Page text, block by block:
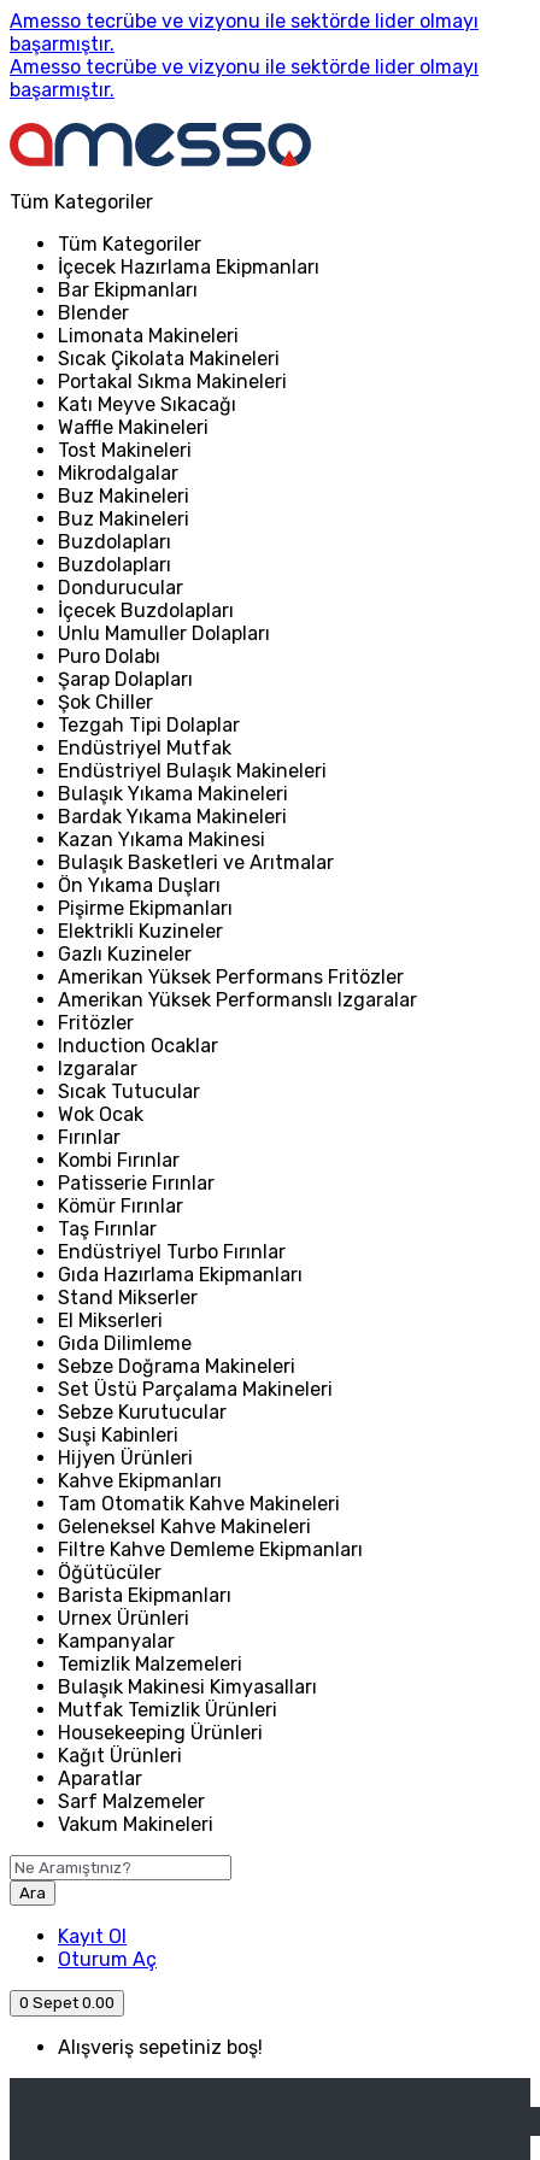
Amesso tecrübe ve vizyonu ile sektörde lider olmayı
başarmıştır.
Amesso tecrübe ve vizyonu ile sektörde lider olmayı
başarmıştır.
Tüm Kategoriler
Tüm Kategoriler
İçecek Hazırlama Ekipmanları
Bar Ekipmanları
Blender
Limonata Makineleri
Sıcak Çikolata Makineleri
Portakal Sıkma Makineleri
Katı Meyve Sıkacağı
Waffle Makineleri
Tost Makineleri
Mikrodalgalar
Buz Makineleri
Buz Makineleri
Buzdolapları
Buzdolapları
Dondurucular
İçecek Buzdolapları
Unlu Mamuller Dolapları
Puro Dolabı
Şarap Dolapları
Şok Chiller
Tezgah Tipi Dolaplar
Endüstriyel Mutfak
Endüstriyel Bulaşık Makineleri
Bulaşık Yıkama Makineleri
Bardak Yıkama Makineleri
Kazan Yıkama Makinesi
Bulaşık Basketleri ve Arıtmalar
Ön Yıkama Duşları
Pişirme Ekipmanları
Elektrikli Kuzineler
Gazlı Kuzineler
Amerikan Yüksek Performans Fritözler
Amerikan Yüksek Performanslı Izgaralar
Fritözler
Induction Ocaklar
Izgaralar
Sıcak Tutucular
Wok Ocak
Fırınlar
Kombi Fırınlar
Patisserie Fırınlar
Kömür Fırınlar
Taş Fırınlar
Endüstriyel Turbo Fırınlar
Gıda Hazırlama Ekipmanları
Stand Mikserler
El Mikserleri
Gıda Dilimleme
Sebze Doğrama Makineleri
Set Üstü Parçalama Makineleri
Sebze Kurutucular
Suşi Kabinleri
Hijyen Ürünleri
Kahve Ekipmanları
Tam Otomatik Kahve Makineleri
Geleneksel Kahve Makineleri
Filtre Kahve Demleme Ekipmanları
Öğütücüler
Barista Ekipmanları
Urnex Ürünleri
Kampanyalar
Temizlik Malzemeleri
Bulaşık Makinesi Kimyasalları
Mutfak Temizlik Ürünleri
Housekeeping Ürünleri
Kağıt Ürünleri
Aparatlar
Sarf Malzemeler
Vakum Makineleri
Ara
Kayıt Ol
Oturum Aç
0 Sepet 0.00
Alışveriş sepetiniz boş!